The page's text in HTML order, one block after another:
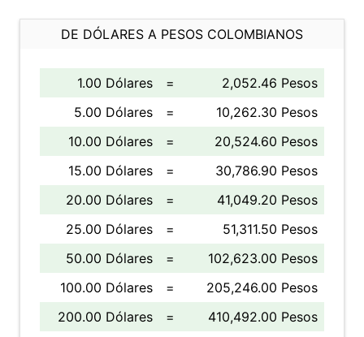
DE DÓLARES A PESOS COLOMBIANOS
1.00 Dólares =
2,052.46 Pesos
5.00 Dólares
=
10,262.30 Pesos
10.00 Dólares
=
20,524.60 Pesos
15.00 Dólares
=
30,786.90 Pesos
20.00 Dólares
=
41,049.20 Pesos
25.00 Dólares
=
51,311.50 Pesos
50.00 Dólares
=
102,623.00 Pesos
100.00 Dólares
=
205,246.00 Pesos
200.00 Dólares
=
410,492.00 Pesos